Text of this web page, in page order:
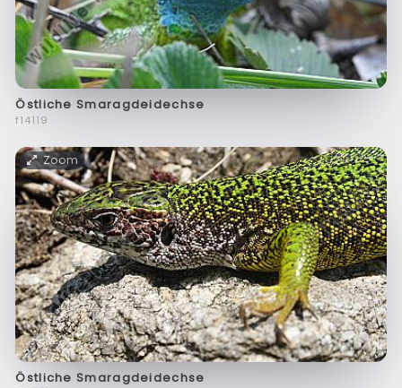
Östliche Smaragdeidechse
f14119
Zoom
Östliche Smaragdeidechse